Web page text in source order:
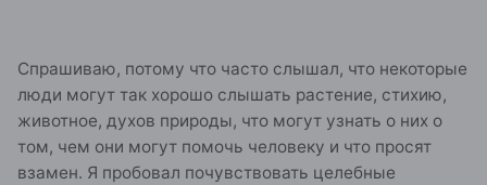
Спрашиваю, потому что часто слышал, что некоторые
люди могут так хорошо слышать растение, стихию,
животное, духов природы, что могут узнать о них о
том, чем они могут помочь человеку и что просят
взамен. Я пробовал почувствовать целебные